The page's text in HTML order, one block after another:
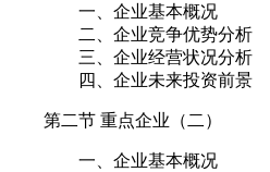
一、企业基本概况
二、企业竞争优势分析
三、企业经营状况分析
四、企业未来投资前景
第二节 重点企业（二）
一、企业基本概况